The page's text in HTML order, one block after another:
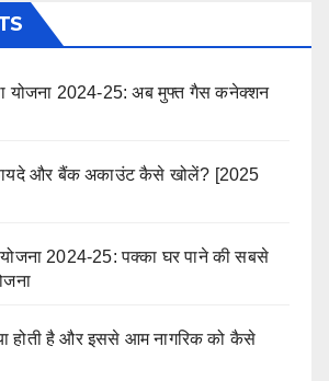
योजना 2024-25: अब मुफ्त गैस कनेक्शन
और बैंक अकाउंट कैसे खोलें? [2025
2024-25: पक्का घर पाने की सबसे
होती है और इससे आम नागरिक को कैसे